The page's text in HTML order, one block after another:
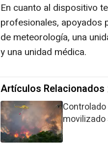
En cuanto al dispositivo
profesionales, apoyados
de meteorología, una
y una unidad médica.
Artículos Relacionados